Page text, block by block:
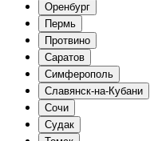
Оренбург
Пермь
Протвино
Саратов
Симферополь
Славянск-на-Кубани
Сочи
Судак